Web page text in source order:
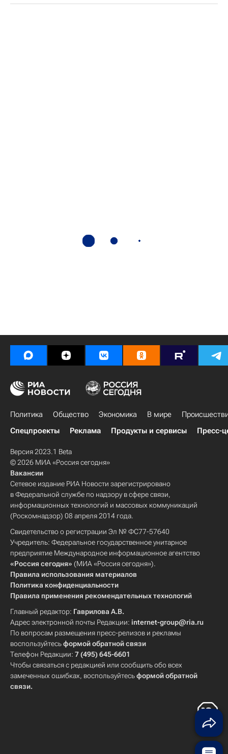
Политика Общество Экономика В мире
Спецпроекты
Реклама Продукты и сервисы Пресс-
Версия 2023.1 Beta
© 2026 МИА «Россия сегодня»
Вакансии
Сетевое издание РИА Новости зарегистрировано
в Федеральной службе по надзору в сфере связи,
информационных технологий и массовых коммуникаций
(Роскомнадзор) 08 апреля 2014 года.
Свидетельство о регистрации Эл № ФС77-57640
Учредитель: Федеральное государственное унитарное
предприятие Международное информационное агентство
«Россия сегодня» (МИА «Россия сегодня»).
Правила использования материалов
Политика конфиденциальности
Правила применения рекомендательных технологий
Главный редактор: Гаврилова А.В.
Адрес электронной почты Редакции: internet-group@ria.ru
По вопросам размещения пресс-релизов и рекламы
воспользуйтесьформой обратной связи
Телефон Редакции: 7 (495) 645-6601
Чтобы связаться с редакцией или сообщить обо всех
замеченных ошибках, воспользуйтесьформой обратной
связи.